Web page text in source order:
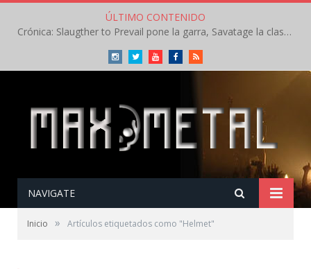
ÚLTIMO CONTENIDO
Crónica: Slaugther to Prevail pone la garra, Savatage la clase en la apertura del Leyendas del Rock – Miércoles – Agosto 2026
InstagramTwitterYoutubeFacebookRSS
NAVIGATE
Inicio » Artículos etiquetados como "Helmet"